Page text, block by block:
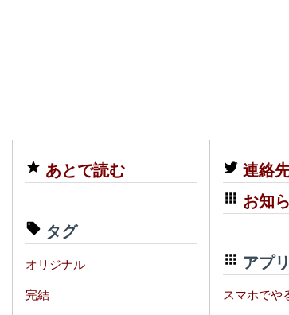
あとで読む
タグ
オリジナル
完結
連絡
お知
アプリ
スマホでや